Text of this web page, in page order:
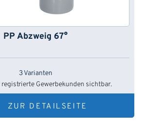
PP Abzweig 67°
3 Varianten
Gewerbekunden sichtbar.
ZUR DETAILSEITE